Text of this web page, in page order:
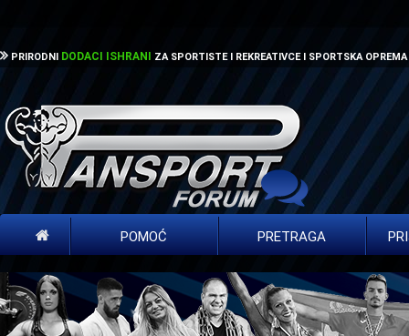
PRIRODNI DODACI ISHRANI ZA SPORTISTE I REKREATIVCE I SPORTSKA OPREMA
POMOĆ PRETRAGA